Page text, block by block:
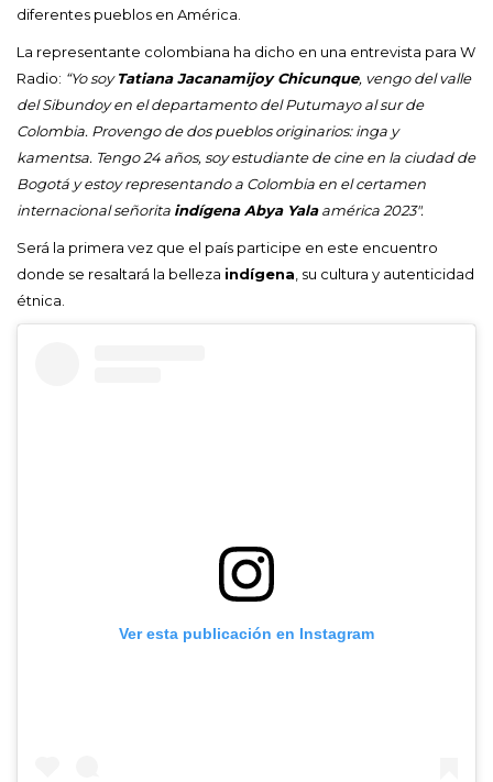
diferentes pueblos en América.
La representante colombiana ha dicho en una entrevista para W
Radio: “Yo soyTatiana Jacanamijoy Chicunque, vengo del valle
del Sibundoy en el departamento del Putumayo al sur de
Colombia. Provengo de dos pueblos originarios: inga y
kamentsa. Tengo 24 años, soy estudiante de cine en la ciudad de
Bogotá y estoy representando a Colombia en el certamen
internacional señorita indígena Abya Yalaamérica 2023″.
Será la primera vez que el país participe en este encuentro
donde se resaltará la belleza indígena , su cultura y autenticidad
étnica.
Ver esta publicación en Instagram